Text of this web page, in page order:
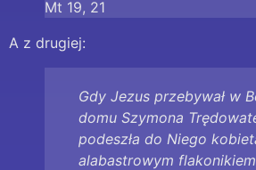
Mt 19, 21
A z drugiej:
Gdy Jezus przebywał w
domu Szymona
podeszła do Niego
alabastrowym flakonikiem